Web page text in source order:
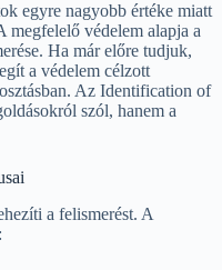
egyre nagyobb értéke miatt
megfelelő védelem alapja a
Ha már előre tudjuk,
a védelem célzott
Az Identification of
szól, hanem a
a felismerést. A